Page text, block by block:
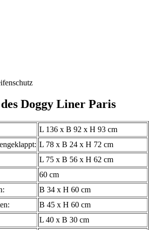
Doggy Liner Paris
L 136 x B 92 x H 93 cm
L 78 x B 24 x H 72 cm
L 75 x B 56 x H 62 cm
60 cm
B 34 x H 60 cm
B 45 x H 60 cm
L 40 x B 30 cm